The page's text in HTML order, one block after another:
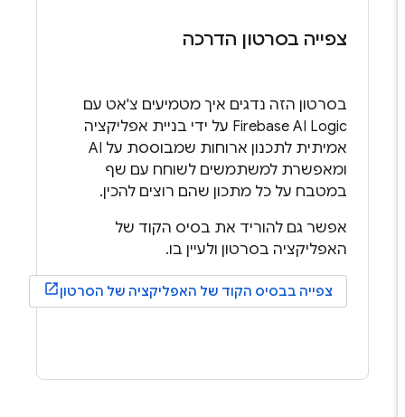
צפייה בסרטון הדרכה
בסרטון הזה נדגים איך מטמיעים צ'אט עם
Firebase AI Logicעל ידי בניית אפליקציה
אמיתית לתכנון ארוחות שמבוססת על AI
ומאפשרת למשתמשים לשוחח עם שף
במטבח על כל מתכון שהם רוצים להכין.
אפשר גם להוריד את בסיס הקוד של
האפליקציה בסרטון ולעיין בו.
צפייה בבסיס הקוד של האפליקציה של הסרטון